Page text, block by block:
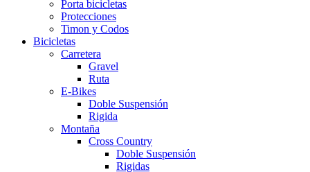
Porta bicicletas
Protecciones
Timon y Codos
Bicicletas
Carretera
Gravel
Ruta
E-Bikes
Doble Suspensión
Rigida
Montaña
Cross Country
Doble Suspensión
Rigidas